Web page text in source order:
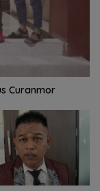
Curanmor